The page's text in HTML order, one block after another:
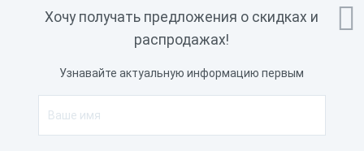

Хочу получать предложения о скидках и
распродажах!
Узнавайте актуальную информацию первым